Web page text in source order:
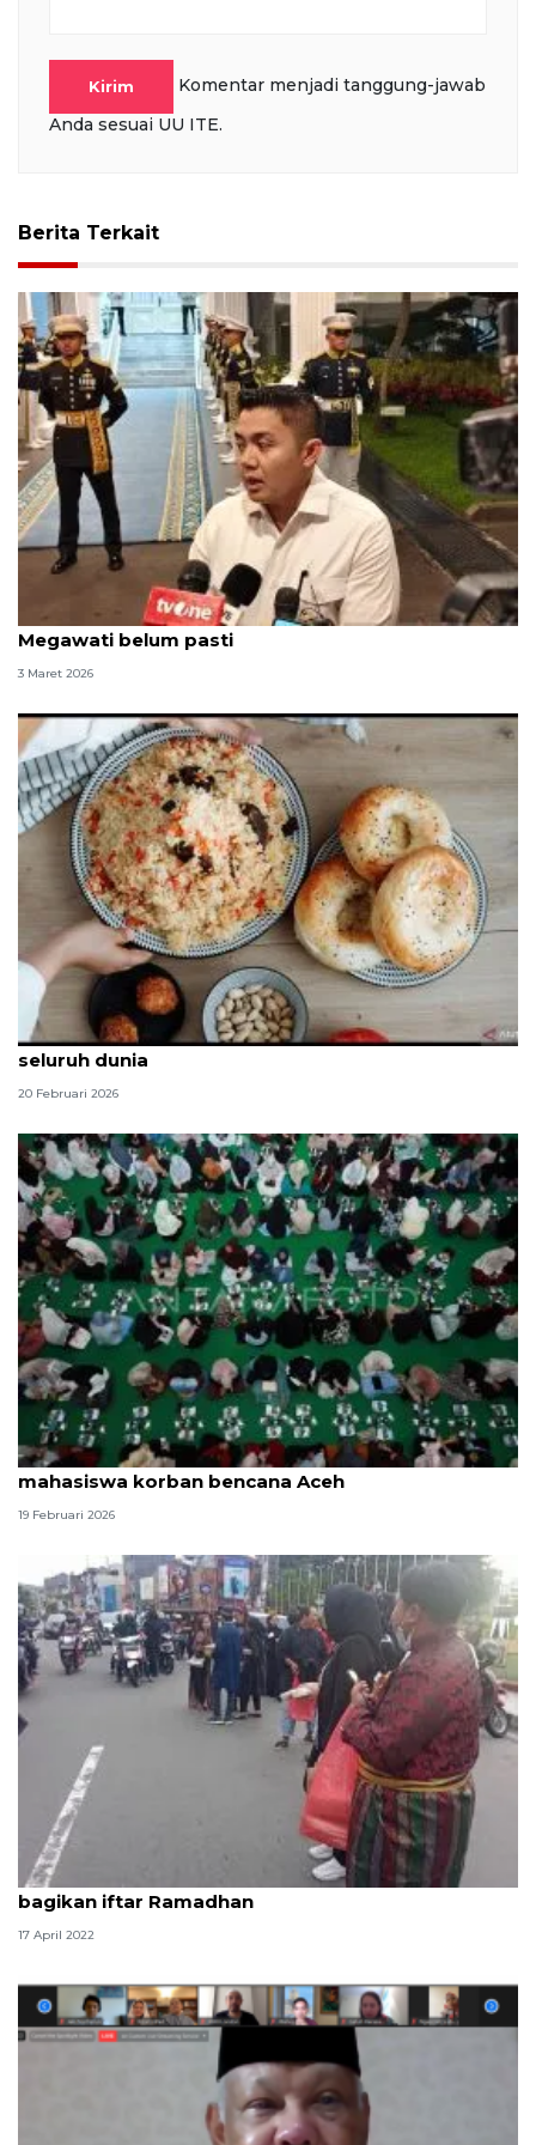
Kirim
Komentar menjadi tanggung-jawab
Anda sesuai UU ITE.
Berita Terkait
Seskab: Iftar Ramadhan, Jokowi--SBY hadir,
Megawati belum pasti
3 Maret 2026
Berbagai hidangan buka puasa yang populer dari
seluruh dunia
20 Februari 2026
UIN: Program Ramadhan dari UEA bantu
mahasiswa korban bencana Aceh
19 Februari 2026
Pakai gaun pengantin, komunitas WO di Ambon
bagikan iftar Ramadhan
17 April 2022